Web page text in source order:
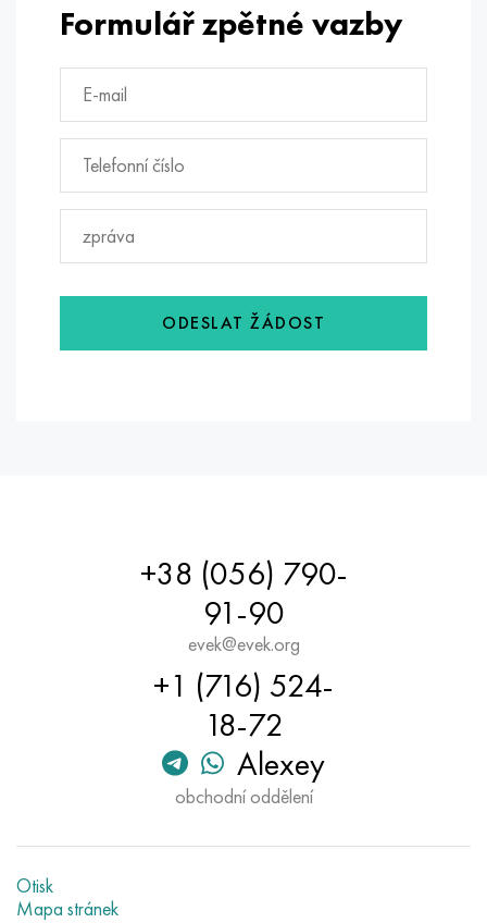
Formulář zpětné vazby
ODESLAT ŽÁDOST
+38 (056) 790-
91-90
evek@evek.org
+1 (716) 524-
18-72
Alexey
obchodní oddělení
Otisk
Mapa stránek